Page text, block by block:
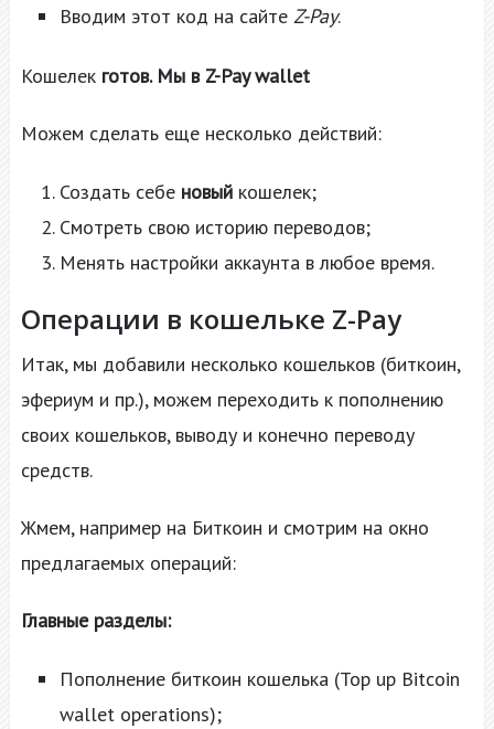
Вводим этот код на сайте Z-Pay.
Кошелек готов. Мы в Z-Pay wallet
Можем сделать еще несколько действий:
Создать себе новый кошелек;
Смотреть свою историю переводов;
Менять настройки аккаунта в любое время.
Операции в кошельке Z-Pay
Итак, мы добавили несколько кошельков (биткоин,
эфериум и пр.), можем переходить к пополнению
своих кошельков, выводу и конечно переводу
средств.
Жмем, например на Биткоин и смотрим на окно
предлагаемых операций:
Главные разделы:
Пополнение биткоин кошелька (Top up Bitcoin
wallet operations);